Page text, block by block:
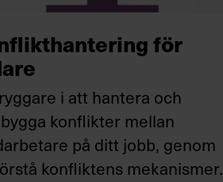
för
i att hantera och
konflikter mellan
på ditt jobb, genom
konfliktens mekanismer.